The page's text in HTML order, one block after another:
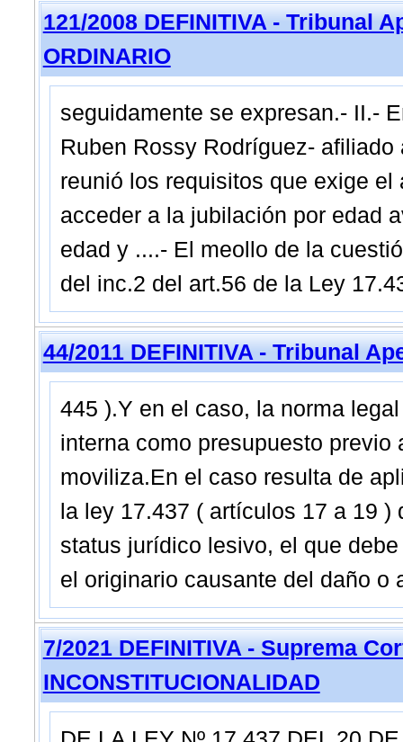
121/2008 DEFINITIVA - Tribunal
ORDINARIO
seguidamente se expresan.- II.-
Ruben Rossy Rodríguez-
reunió los requisitos que exige
acceder a la jubilación por edad
edad y ....- El meollo de la
del inc.2 del art.56 de la Ley
44/2011 DEFINITIVA - Tribunal
445 ).Y en el caso, la norma
interna como presupuesto
moviliza.En el caso resulta de
la ley 17.437 ( artículos 17 a 19
status jurídico lesivo, el que
el originario causante del daño o
7/2021 DEFINITIVA - Suprema
INCONSTITUCIONALIDAD